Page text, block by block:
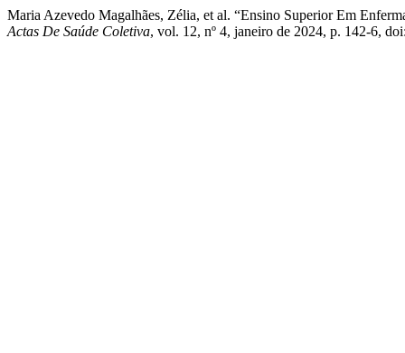
Maria Azevedo Magalhães, Zélia, et al. “Ensino Superior Em
Actas De Saúde Coletiva, vol. 12, nº 4, janeiro de 2024, p. 142-6,